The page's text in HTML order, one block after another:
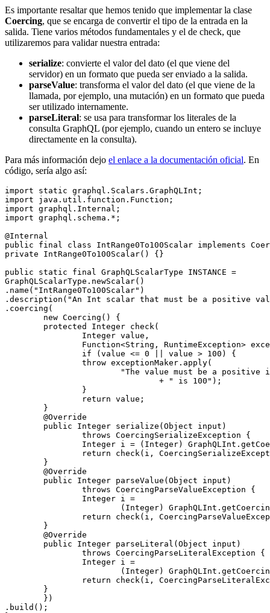
Es importante resaltar que hemos tenido que implementar la clase
Coercing, que se encarga de convertir el tipo de la entrada en la
salida. Tiene varios métodos fundamentales y el de check, que
utilizaremos para validar nuestra entrada:
serialize: convierte el valor del dato (el que viene del
servidor) en un formato que pueda ser enviado a la salida.
parseValue: transforma el valor del dato (el que viene de la
llamada, por ejemplo, una mutación) en un formato que pueda
ser utilizado internamente.
parseLiteral: se usa para transformar los literales de la
consulta GraphQL (por ejemplo, cuando un entero se incluye
directamente en la consulta).
Para más información dejo el enlace a la documentación oficial. En
código, sería algo así:
import static graphql.Scalars.GraphQLInt;
import java.util.function.Function;
import graphql.Internal;
import graphql.schema.*;
@Internal
public final class IntRange0To100Scalar implements
private IntRange0To100Scalar() {}
public static final GraphQLScalarType INSTANCE =
GraphQLScalarType.newScalar()
.name("IntRange0To100Scalar")
.description("An Int scalar that must be a positive
.coercing(
        new Coercing() {
        protected Integer check(
                Integer value,
Function<String, RuntimeException>
                if (value <= 0 || value > 100) {
                throw exceptionMaker.apply(
"The value must be a positive
                                + " is 100");
                }
                return value;
        }
        @Override
        public Integer serialize(Object input)
                throws CoercingSerializeException {
Integer i = (Integer)
return check(i,
        }
        @Override
        public Integer parseValue(Object input)
                throws CoercingParseValueException {
                Integer i =
(Integer)
return check(i,
        }
        @Override
        public Integer parseLiteral(Object input)
                throws CoercingParseLiteralException {
                Integer i =
(Integer)
return check(i,
        }
        })
.build();